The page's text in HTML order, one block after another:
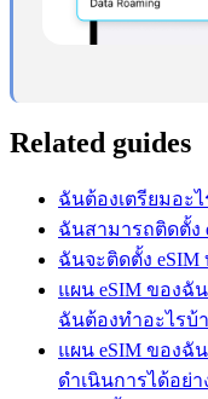
Related guides
ฉันต้องเตรียมอะ
ฉันสามารถติดตั้ง
ฉันจะติดตั้ง eSIM
แผน eSIM ของฉั
ฉันต้องทำอะไรบ้
แผน eSIM ของฉั
ดำเนินการได้อย่า